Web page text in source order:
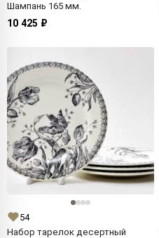
Шампань 165 мм.
10 425 ₽
54
Набор тарелок десертный